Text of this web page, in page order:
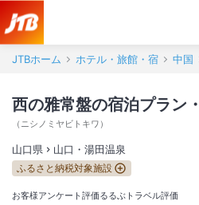
JTBホーム ホテル・旅館・宿 中国
西の雅常盤の宿泊プラン
（ ニシノミヤビトキワ ）
山口県 山口・湯田温泉
ふるさと納税対象施設
お客様アンケート評価るるぶトラベル評価